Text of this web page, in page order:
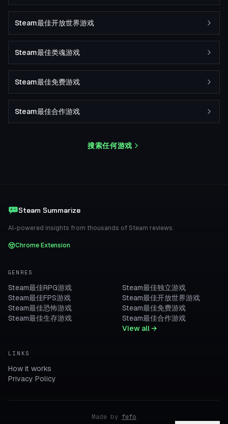
Steam最佳开放世界游戏
Steam最佳类魂游戏
Steam最佳免费游戏
Steam最佳合作游戏
搜索任何游戏
Steam Summarize
AI-powered insights from thousands of Steam reviews.
Chrome Extension
GENRES
Steam最佳RPG游戏
Steam最佳FPS游戏
Steam最佳恐怖游戏
Steam最佳生存游戏
Steam最佳独立游戏
Steam最佳开放世界游戏
Steam最佳免费游戏
Steam最佳合作游戏
View all →
LINKS
How it works
Privacy Policy
Made by fefo